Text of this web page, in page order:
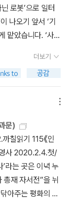
로봇’으로 일터
나오기 앞서 ‘기
맡았습니다. ‘사람
살림길을 짓는 터
습니다. “다루는
3》은 1978년에
하는 2001년의 과
니다. 2001년이
년이나 2046
이제나 바느질과
안 쓰고 걸어다니
아주 마땅한데요,
기’가 있습니다. 손
가 없습니다. 오늘
더보기
문)
칠읽기 115《인
영사 2020.2.4.첫/
라는 곳은 이녁 누
총재 자서전”을 뉘
아주는 평화의 어